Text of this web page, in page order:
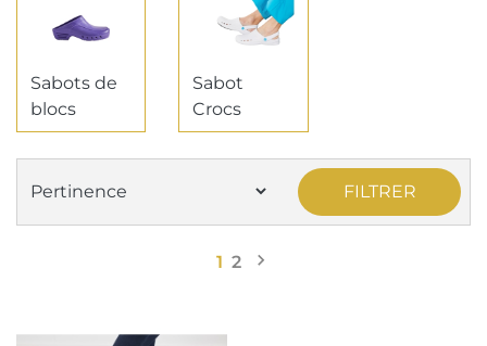
Sabots de
blocs
Sabot
Crocs
FILTRER
1 2 Suivant
